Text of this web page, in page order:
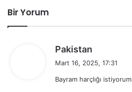
Bir Yorum
Pakistan
e
i
Mart 16, 2025, 17:31
Bayram harçlığı istiyorum